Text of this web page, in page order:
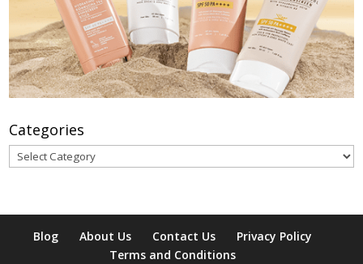
Categories
Categories
Blog About Us Contact Us
Privacy Policy
Terms and Conditions